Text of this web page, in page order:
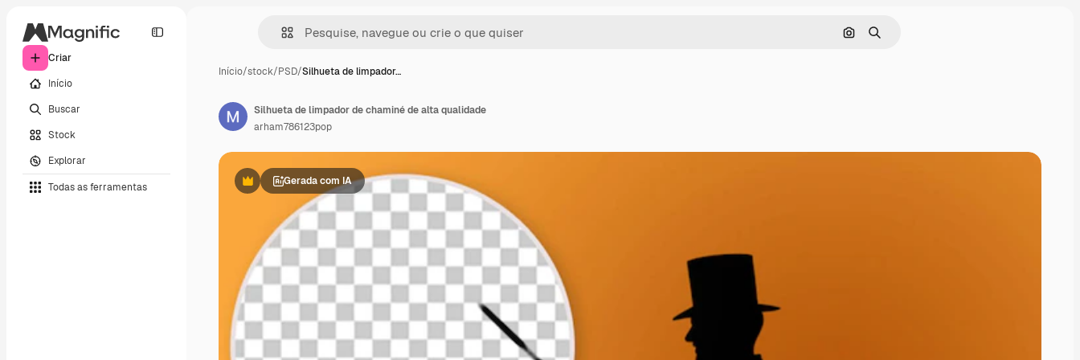
Criar
Início
Buscar
Stock
Explorar
Todas as ferramentas
Pesquisar por imagem
Buscar
Início/stock/PSD/Silhueta de limpador…
PremiumGerada com IA
Silhueta de limpador de chaminé de alta qualidade
arham786123pop